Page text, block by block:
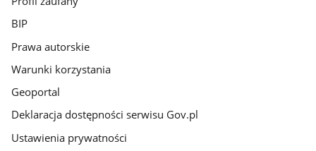
BIP
Prawa autorskie
Warunki korzystania
Geoportal
Deklaracja dostępności serwisu Gov.pl
Ustawienia prywatności